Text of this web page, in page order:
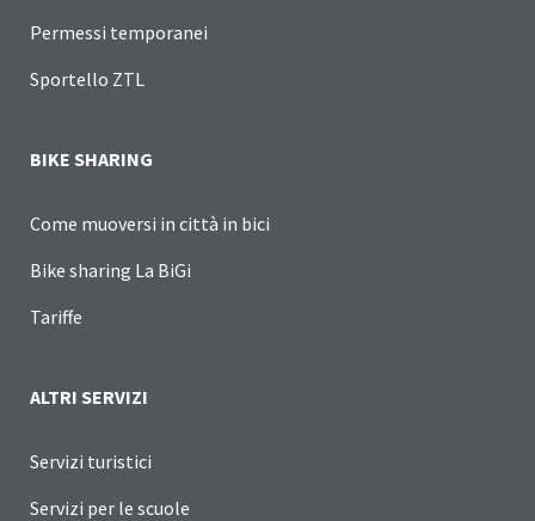
Permessi temporanei
Sportello ZTL
BIKE SHARING
Come muoversi in città in bici
Bike sharing La BiGi
Tariffe
ALTRI SERVIZI
Servizi turistici
Servizi per le scuole